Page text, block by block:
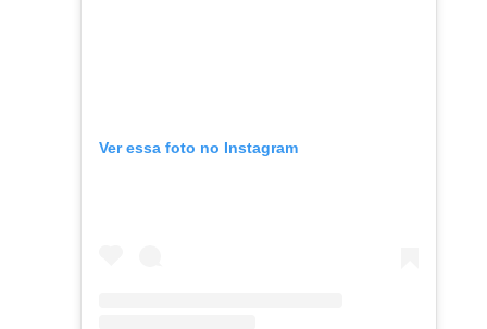
Ver essa foto no Instagram